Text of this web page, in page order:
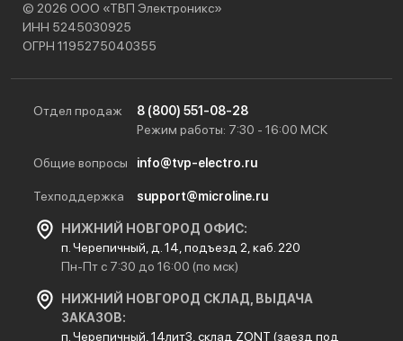
© 2026 ООО «ТВП Электроникс»
ИНН 5245030925
ОГРН 1195275040355
Отдел продаж
8 (800) 551-08-28
Режим работы: 7:30 - 16:00 МСК
Общие вопросы info@tvp-electro.ru
Техподдержка support@microline.ru
НИЖНИЙ НОВГОРОД ОФИС:
п. Черепичный, д. 14, подъезд 2, каб. 220
Пн-Пт с 7:30 до 16:00 (по мск)
НИЖНИЙ НОВГОРОД СКЛАД, ВЫДАЧА
ЗАКАЗОВ:
п. Черепичный, 14лит3, склад ZONT (заезд под